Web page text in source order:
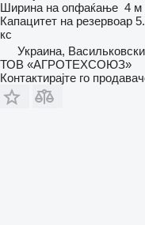
Ширина на опфаќање 4 м
Капацитет на резервоар
кс
Украина,
ТОВ «АГРОТЕХСОЮЗ»
Контактирајте го